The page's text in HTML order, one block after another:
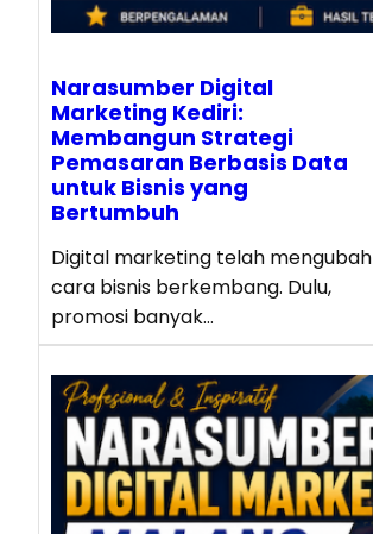
Narasumber Digital
Marketing Kediri:
Membangun Strategi
Pemasaran Berbasis Data
untuk Bisnis yang
Bertumbuh
Digital marketing telah mengubah
cara bisnis berkembang. Dulu,
promosi banyak…